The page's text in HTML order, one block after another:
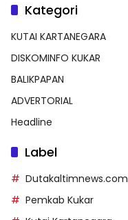
Kategori
KUTAI KARTANEGARA
DISKOMINFO KUKAR
BALIKPAPAN
ADVERTORIAL
Headline
Label
Dutakaltimnews.com
Pemkab Kukar